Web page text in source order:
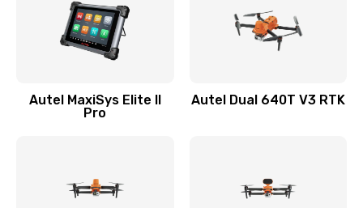
Autel MaxiSys Elite II
Pro
Autel Dual 640T V3 RTK